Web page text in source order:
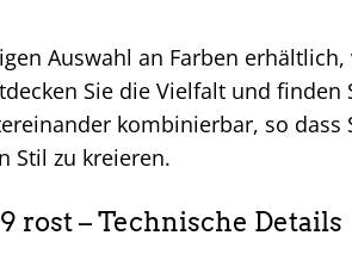
Auswahl an Farben erhältlich,
Sie die Vielfalt und finden
kombinierbar, so dass
Stil zu kreieren.
rost – Technische Details